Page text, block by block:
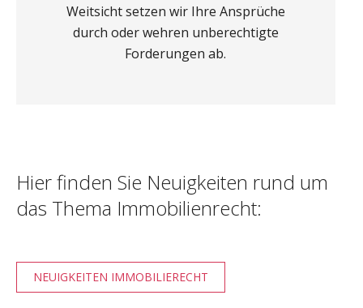
Weitsicht setzen wir Ihre Ansprüche
durch oder wehren unberechtigte
Forderungen ab.
Hier finden Sie Neuigkeiten rund um
das Thema Immobilienrecht:
NEUIGKEITEN IMMOBILIERECHT